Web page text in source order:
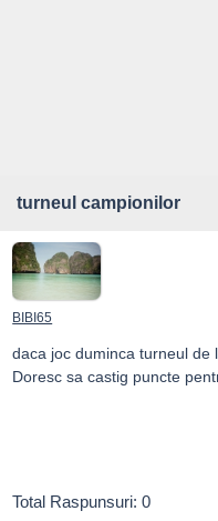
turneul campionilor
BIBI65
daca joc duminca turneul
Doresc sa castig puncte
Total Raspunsuri: 0